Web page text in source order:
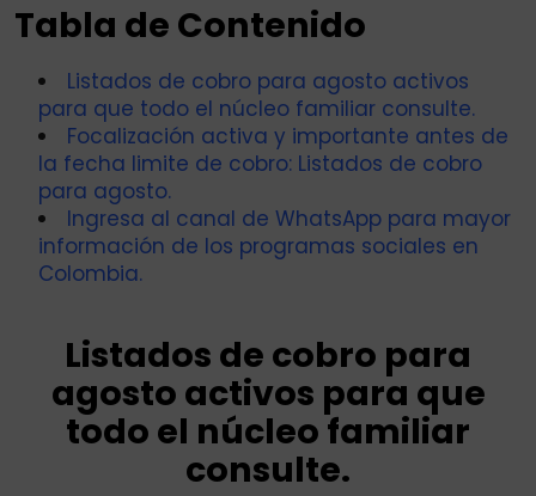
Tabla de Contenido
Listados de cobro para agosto activos
para que todo el núcleo familiar consulte.
Focalización activa y importante antes de
la fecha limite de cobro: Listados de cobro
para agosto.
Ingresa al canal de WhatsApp para mayor
información de los programas sociales en
Colombia.
Listados de cobro para
agosto activos para que
todo el núcleo familiar
consulte.